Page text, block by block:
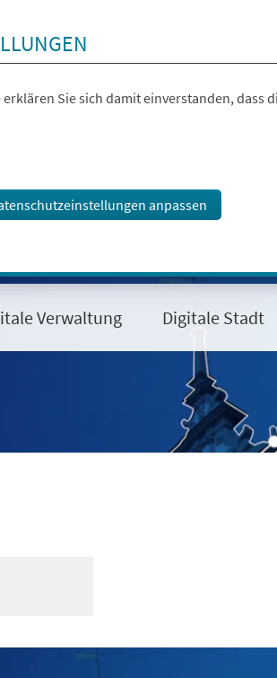
Sie sich damit einverstanden, dass
anpassen
Verwaltung Digitale Stadt